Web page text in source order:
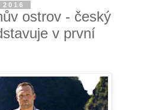
ostrov - český
v první